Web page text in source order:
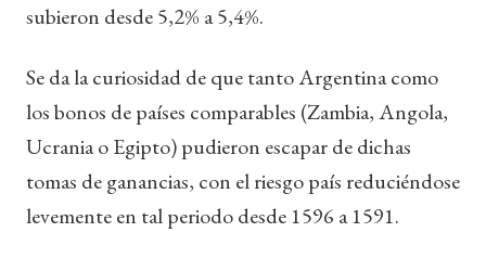
subieron desde 5,2% a 5,4%.
Se da la curiosidad de que tanto Argentina como
los bonos de países comparables (Zambia, Angola,
Ucrania o Egipto) pudieron escapar de dichas
tomas de ganancias, con el riesgo país reduciéndose
levemente en tal periodo desde 1596 a 1591.